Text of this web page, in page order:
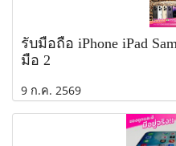
รับมือถือ iPhone iPad
มือ 2
9 ก.ค. 2569